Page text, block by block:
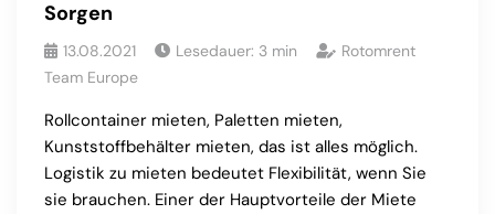
Sorgen
13.08.2021 Lesedauer: 3 min
Rotomrent
Team Europe
Rollcontainer mieten, Paletten mieten,
Kunststoffbehälter mieten, das ist alles möglich.
Logistik zu mieten bedeutet Flexibilität, wenn Sie
sie brauchen. Einer der Hauptvorteile der Miete